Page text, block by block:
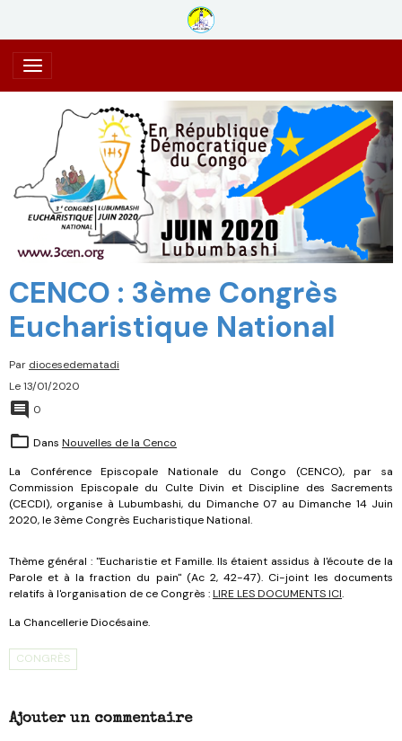
CENCO : 3ème Congrès
Eucharistique National
Par diocesedematadi
Le 13/01/2020
0
Dans Nouvelles de la Cenco
La Conférence Episcopale Nationale du Congo (CENCO), par sa
Commission Episcopale du Culte Divin et Discipline des Sacrements
(CECDI), organise à Lubumbashi, du Dimanche 07 au Dimanche 14 Juin
2020, le 3ème Congrès Eucharistique National.
Thème général : "Eucharistie et Famille. Ils étaient assidus à l'écoute de la
Parole et à la fraction du pain" (Ac 2, 42-47). Ci-joint les documents
relatifs à l'organisation de ce Congrès :LIRE LES DOCUMENTS ICI.
La Chancellerie Diocésaine.
CONGRÈS
Ajouter un commentaire